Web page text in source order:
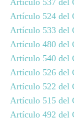
Artículo 537 del
Artículo 524 del
Artículo 533 del
Artículo 480 del
Artículo 540 del
Artículo 526 del
Artículo 522 del
Artículo 515 del
Artículo 492 del